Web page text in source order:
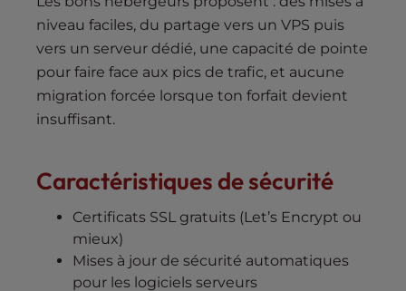
niveau faciles, du partage vers un VPS puis
vers un serveur dédié, une capacité de pointe
pour faire face aux pics de trafic, et aucune
migration forcée lorsque ton forfait devient
insuffisant.
Caractéristiques de sécurité
Certificats SSL gratuits (Let’s Encrypt ou
mieux)
Mises à jour de sécurité automatiques
pour les logiciels serveurs